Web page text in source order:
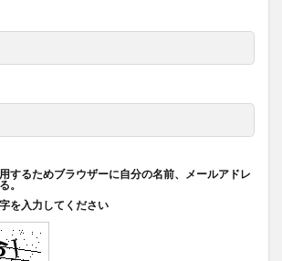
するためブラウザーに自分の名前、メールアドレ
。
を入力してください